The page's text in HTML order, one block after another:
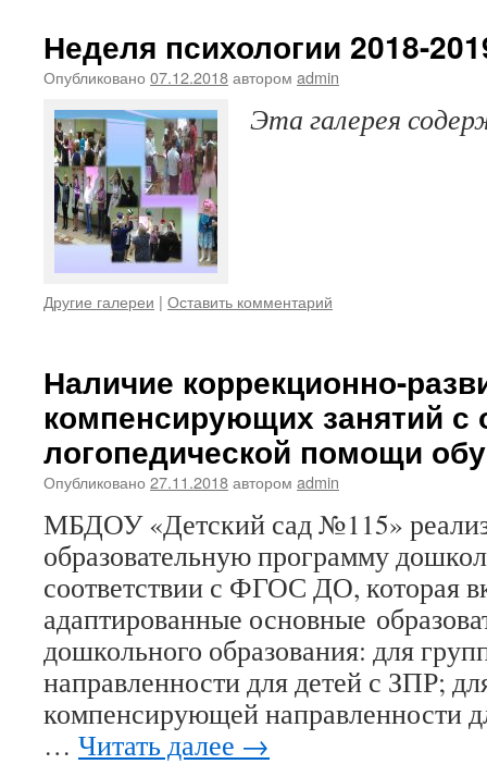
Неделя психологии 2018-
Опубликовано 07.12.2018автором admin
Эта галерея
Другие галереи | Оставить комментарий
Наличие коррекционно-
компенсирующих занятий
логопедической помощи
Опубликовано 27.11.2018автором admin
МБДОУ «Детский сад №115»
образовательную программу
соответствии с ФГОС ДО, которая
адаптированные основные
дошкольного образования: для
направленности для детей с ЗПР;
компенсирующей направленности
… Читать далее →